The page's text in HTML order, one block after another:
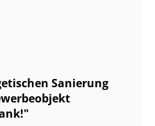
Sanierung